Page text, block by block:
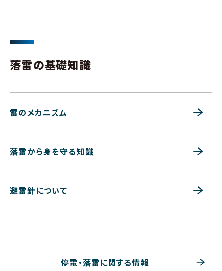
落雷の基礎知識
雷のメカニズム
落雷から身を守る知識
避雷針について
停電・落雷に関する情報